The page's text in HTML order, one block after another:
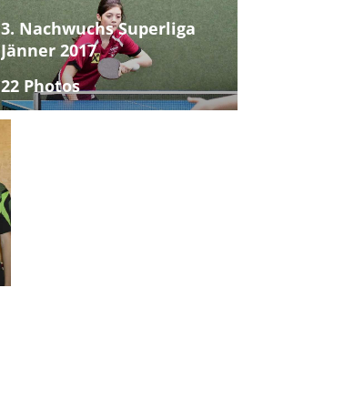
3. Nachwuchs Superliga
Jänner 2017
22 Photos